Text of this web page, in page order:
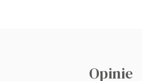
Opinie